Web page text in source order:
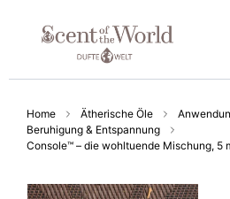
Home Ätherische Öle
Beruhigung & Entspannung
Console™ – die wohltuende Mischung, 5